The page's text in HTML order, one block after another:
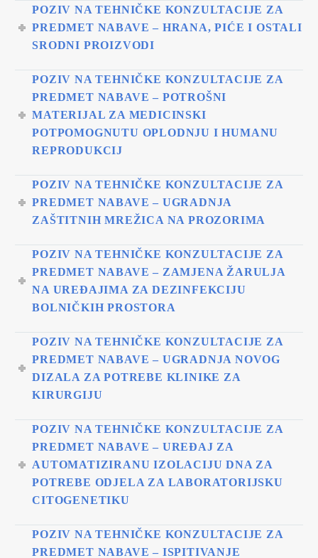
POZIV NA TEHNIČKE KONZULTACIJE ZA
PREDMET NABAVE – HRANA, PIĆE I OSTALI
SRODNI PROIZVODI
POZIV NA TEHNIČKE KONZULTACIJE ZA
PREDMET NABAVE – POTROŠNI
MATERIJAL ZA MEDICINSKI
POTPOMOGNUTU OPLODNJU I HUMANU
REPRODUKCIJ
POZIV NA TEHNIČKE KONZULTACIJE ZA
PREDMET NABAVE – UGRADNJA
ZAŠTITNIH MREŽICA NA PROZORIMA
POZIV NA TEHNIČKE KONZULTACIJE ZA
PREDMET NABAVE – ZAMJENA ŽARULJA
NA UREĐAJIMA ZA DEZINFEKCIJU
BOLNIČKIH PROSTORA
POZIV NA TEHNIČKE KONZULTACIJE ZA
PREDMET NABAVE – UGRADNJA NOVOG
DIZALA ZA POTREBE KLINIKE ZA
KIRURGIJU
POZIV NA TEHNIČKE KONZULTACIJE ZA
PREDMET NABAVE – UREĐAJ ZA
AUTOMATIZIRANU IZOLACIJU DNA ZA
POTREBE ODJELA ZA LABORATORIJSKU
CITOGENETIKU
POZIV NA TEHNIČKE KONZULTACIJE ZA
PREDMET NABAVE – ISPITIVANJE